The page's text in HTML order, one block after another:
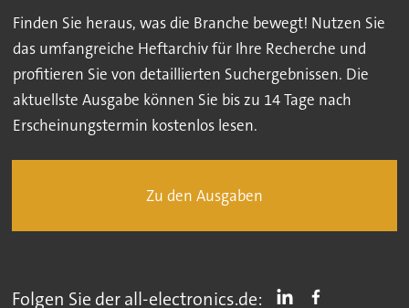
Finden Sie heraus, was die Branche bewegt! Nutzen Sie
das umfangreiche Heftarchiv für Ihre Recherche und
profitieren Sie von detaillierten Suchergebnissen. Die
aktuellste Ausgabe können Sie bis zu 14 Tage nach
Erscheinungstermin kostenlos lesen.
Zu den Ausgaben
Folgen Sie der all-electronics.de: